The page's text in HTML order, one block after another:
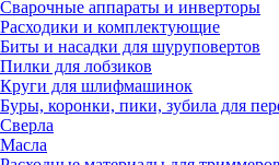
Сварочные аппараты и инверторы
Расходики и комплектующие
Биты и насадки для шуруповертов
Пилки для лобзиков
Круги для шлифмашинок
Буры, коронки, пики, зубила для
Сверла
Масла